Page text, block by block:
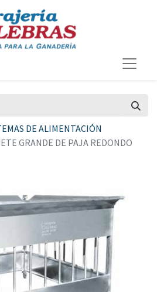
DE ALIMENTACIÓN
GRANDE DE PAJA REDONDO